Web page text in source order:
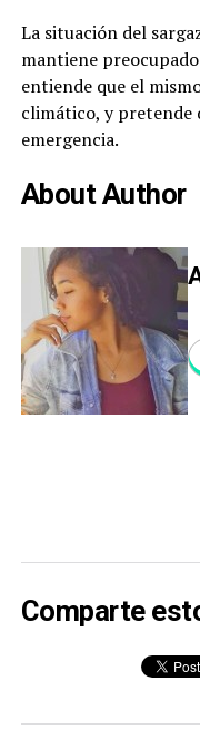
La situación del
mantiene
entiende que el
climático, y pretende
emergencia.
About Author
Comparte